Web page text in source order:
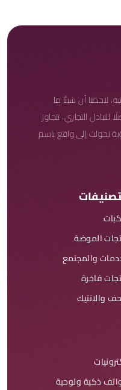
لاحظنا أن شيئًا ما
التجاري، تتجاوز
تحولت إلى واقع باسم
الموضة
والمجتمع
فاخرة
والانتيك
ذكية ولوحية